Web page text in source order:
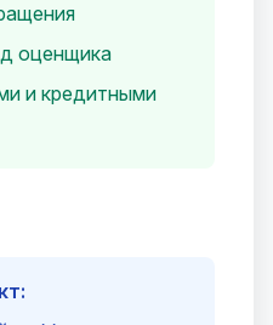
оценщика
и кредитными